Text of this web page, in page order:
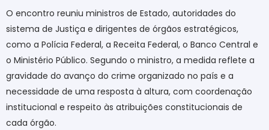
O encontro reuniu ministros de Estado, autoridades do
sistema de Justiça e dirigentes de órgãos estratégicos,
como a Polícia Federal, a Receita Federal, o Banco Central e
o Ministério Público. Segundo o ministro, a medida reflete a
gravidade do avanço do crime organizado no país e a
necessidade de uma resposta à altura, com coordenação
institucional e respeito às atribuições constitucionais de
cada órgão.